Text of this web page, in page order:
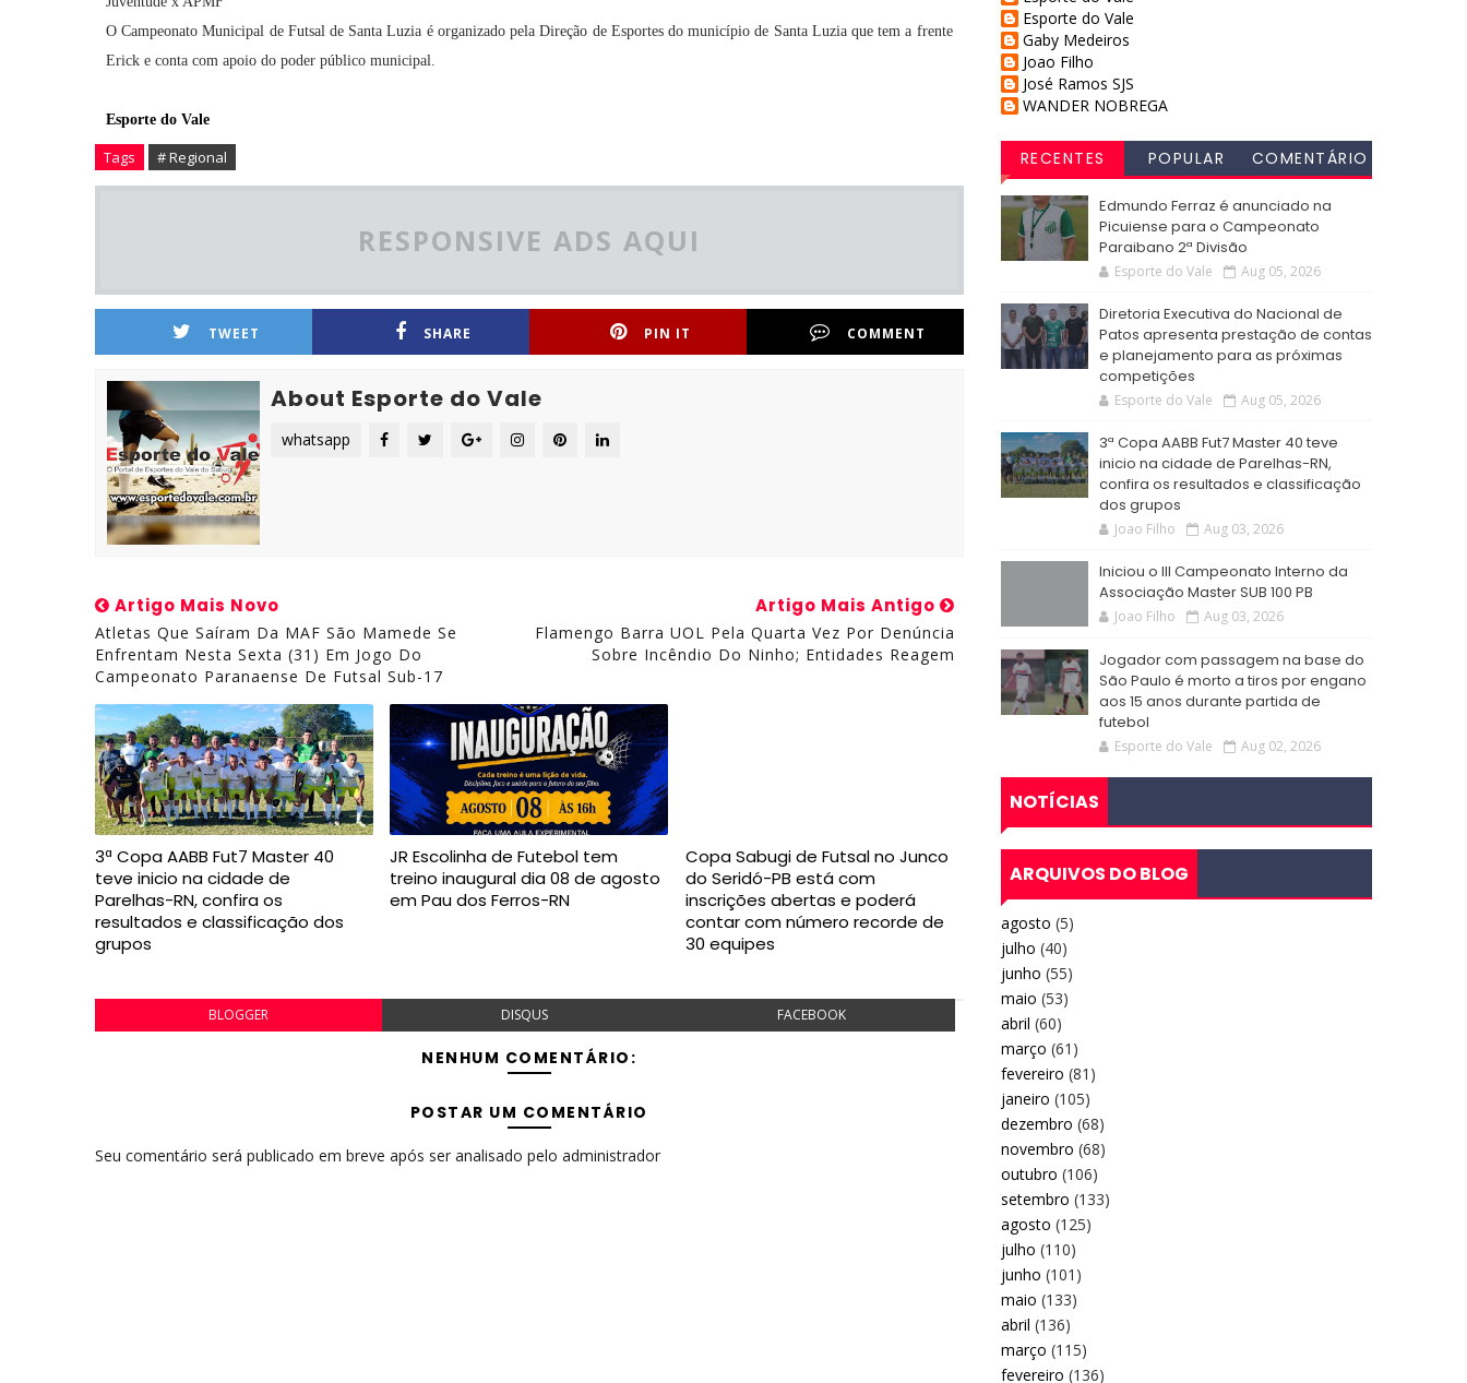
O Campeonato Municipal de Futsal de Santa Luzia é organizado pela Direção de Esportes do município de Santa Luzia que tem a frente
Erick e conta com apoio do poder público municipal.
Esporte do Vale
Tags # Regional
RESPONSIVE ADS AQUI
TWEET SHARE PIN IT COMMENT
About Esporte do Vale
whatsapp
Artigo Mais Novo
Atletas Que Saíram Da MAF São Mamede Se
Enfrentam Nesta Sexta (31) Em Jogo Do
Campeonato Paranaense De Futsal Sub-17
Artigo Mais Antigo
Flamengo Barra UOL Pela Quarta Vez Por Denúncia
Sobre Incêndio Do Ninho; Entidades Reagem
3ª Copa AABB Fut7 Master 40
teve inicio na cidade de
Parelhas-RN, confira os
resultados e classificação dos
grupos
JR Escolinha de Futebol tem
treino inaugural dia 08 de agosto
em Pau dos Ferros-RN
Copa Sabugi de Futsal no Junco
do Seridó-PB está com
inscrições abertas e poderá
contar com número recorde de
30 equipes
BLOGGER DISQUS FACEBOOK
NENHUM COMENTÁRIO:
POSTAR UM COMENTÁRIO
Seu comentário será publicado em breve após ser analisado pelo administrador
Esporte do Vale
Gaby Medeiros
Joao Filho
José Ramos SJS
WANDER NOBREGA
RECENTES POPULAR
COMENTÁRIO
Edmundo Ferraz é anunciado na
Picuiense para o Campeonato
Paraibano 2ª Divisão
Esporte do Vale Aug 05, 2026
Diretoria Executiva do Nacional de
Patos apresenta prestação de contas
e planejamento para as próximas
competições
Esporte do Vale Aug 05, 2026
3ª Copa AABB Fut7 Master 40 teve
inicio na cidade de Parelhas-RN,
confira os resultados e classificação
dos grupos
Joao Filho Aug 03, 2026
Iniciou o III Campeonato Interno da
Associação Master SUB 100 PB
Joao Filho Aug 03, 2026
Jogador com passagem na base do
São Paulo é morto a tiros por engano
aos 15 anos durante partida de
futebol
Esporte do Vale Aug 02, 2026
NOTÍCIAS
ARQUIVOS DO BLOG
agosto (5)
julho (40)
junho (55)
maio (53)
abril (60)
março (61)
fevereiro (81)
janeiro (105)
dezembro (68)
novembro (68)
outubro (106)
setembro (133)
agosto (125)
julho (110)
junho (101)
maio (133)
abril (136)
março (115)
fevereiro (136)